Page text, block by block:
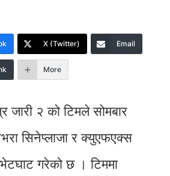
X (Twitter) Email
More
जारी २ को टिमले सोमबार
सिनेप्लाजा र क्युएफएक्स
गरेको छ । टिममा